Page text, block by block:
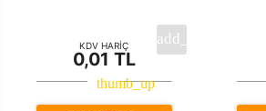
KDV HARİÇ
0,01 TL